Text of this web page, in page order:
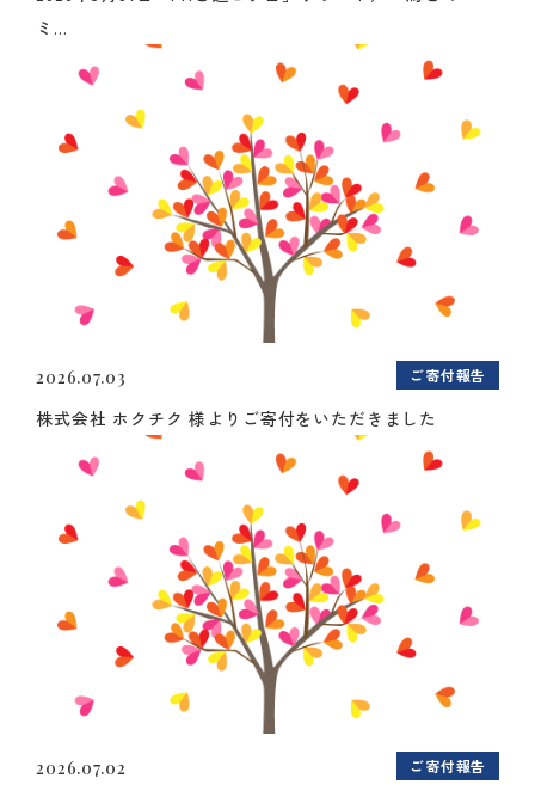
ミ...
2026.07.03 ご寄付報告
株式会社 ホクチク 様よりご寄付をいただきました
2026.07.02 ご寄付報告